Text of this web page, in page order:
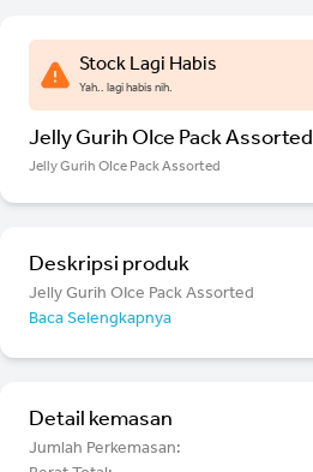
Stock Lagi Habis
Yah.. lagi habis nih.
Jelly Gurih OIce Pack Assorted
Jelly Gurih OIce Pack Assorted
Deskripsi produk
Jelly Gurih OIce Pack Assorted
Baca Selengkapnya
Detail kemasan
Jumlah Perkemasan: